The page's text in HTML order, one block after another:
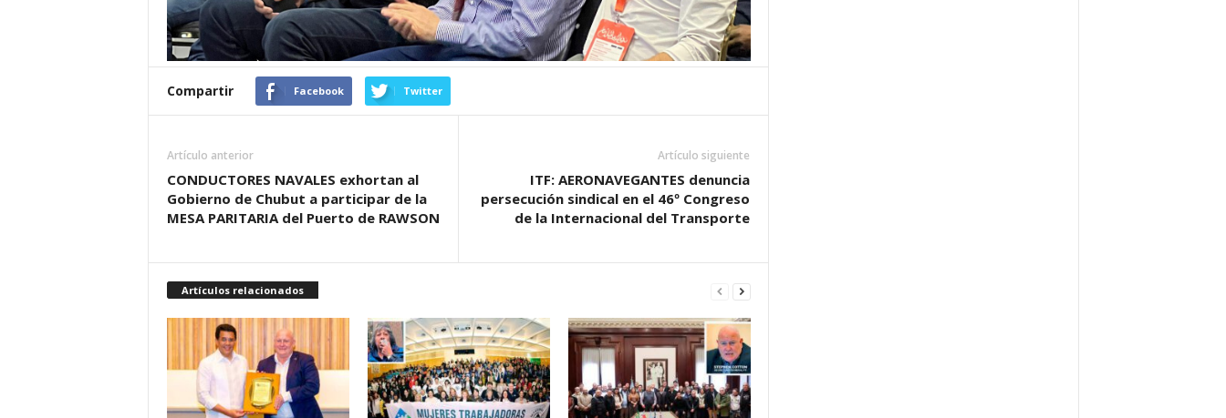
Compartir Facebook Twitter
Artículo anterior
CONDUCTORES NAVALES exhortan al
Gobierno de Chubut a participar de la
MESA PARITARIA del Puerto de RAWSON
Artículo siguiente
ITF: AERONAVEGANTES denuncia
persecución sindical en el 46º Congreso
de la Internacional del Transporte
Artículos relacionados